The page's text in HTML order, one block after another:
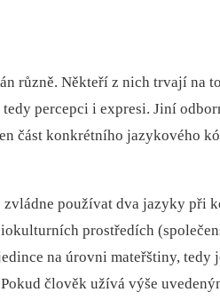
různě. Někteří z nich trvají na
percepci i expresi. Jiní
část konkrétního jazykového
používat dva jazyky při
prostředích
na úrovni mateřštiny, tedy
člověk užívá výše